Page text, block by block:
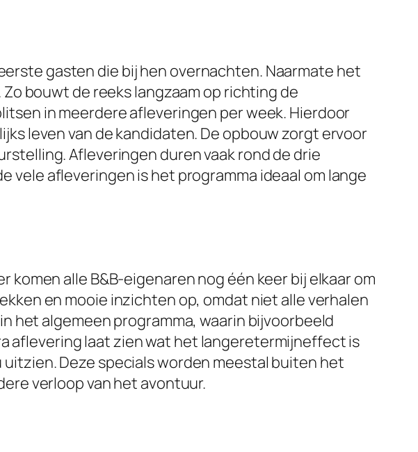
gasten die bij hen overnachten. Naarmate het
bouwt de reeks langzaam op richting de
in meerdere afleveringen per week. Hierdoor
leven van de kandidaten. De opbouw zorgt ervoor
Afleveringen duren vaak rond de drie
vele afleveringen is het programma ideaal om lange
alle B&B-eigenaren nog één keer bij elkaar om
en mooie inzichten op, omdat niet alle verhalen
het algemeen programma, waarin bijvoorbeeld
aflevering laat zien wat het langeretermijneffect is
Deze specials worden meestal buiten het
verloop van het avontuur.